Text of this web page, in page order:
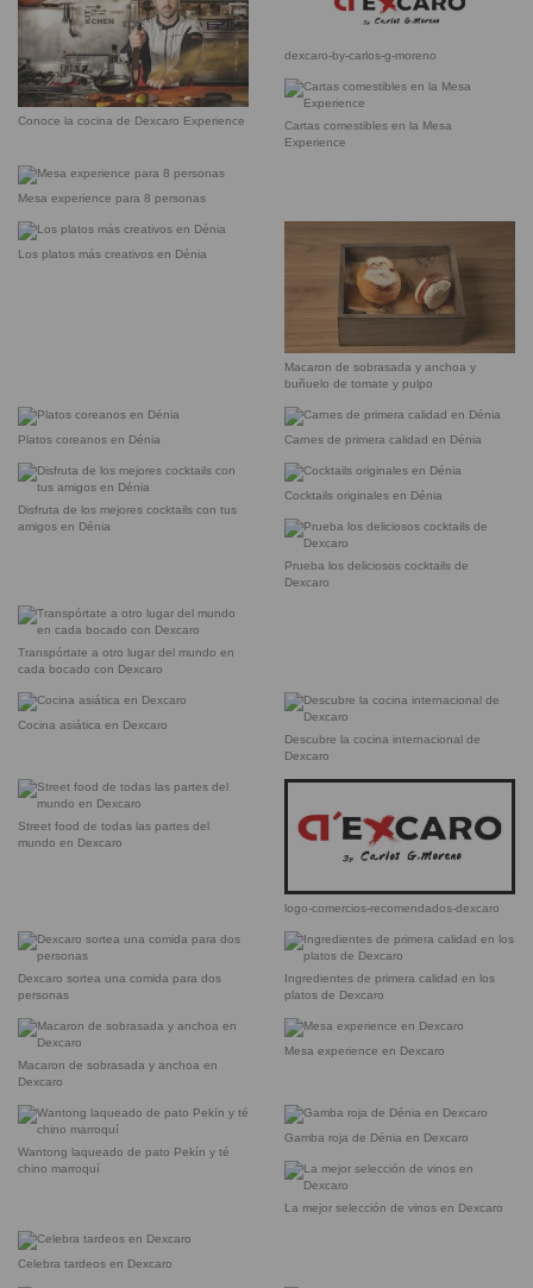
Conoce la cocina de Dexcaro Experience
dexcaro-by-carlos-g-moreno
Cartas comestibles en la Mesa
Experience
Mesa experience para 8 personas
Los platos más creativos en Dénia
Macaron de sobrasada y anchoa y
buñuelo de tomate y pulpo
Platos coreanos en Dénia Carnes de primera calidad en Dénia
Disfruta de los mejores cocktails con tus
amigos en Dénia
Cocktails originales en Dénia
Prueba los deliciosos cocktails de
Dexcaro
Transpórtate a otro lugar del mundo en
cada bocado con Dexcaro
Cocina asiática en Dexcaro
Descubre la cocina internacional de
Dexcaro
Street food de todas las partes del
mundo en Dexcaro
logo-comercios-recomendados-dexcaro
Dexcaro sortea una comida para dos
personas
Ingredientes de primera calidad en los
platos de Dexcaro
Macaron de sobrasada y anchoa en
Dexcaro
Mesa experience en Dexcaro
Wantong laqueado de pato Pekín y té
chino marroquí
Gamba roja de Dénia en Dexcaro
La mejor selección de vinos en Dexcaro
Celebra tardeos en Dexcaro